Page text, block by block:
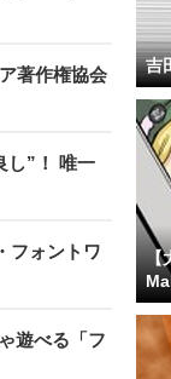
著作権協会
し”！ 唯一
フォントワ
遊べる「フ
吉
【